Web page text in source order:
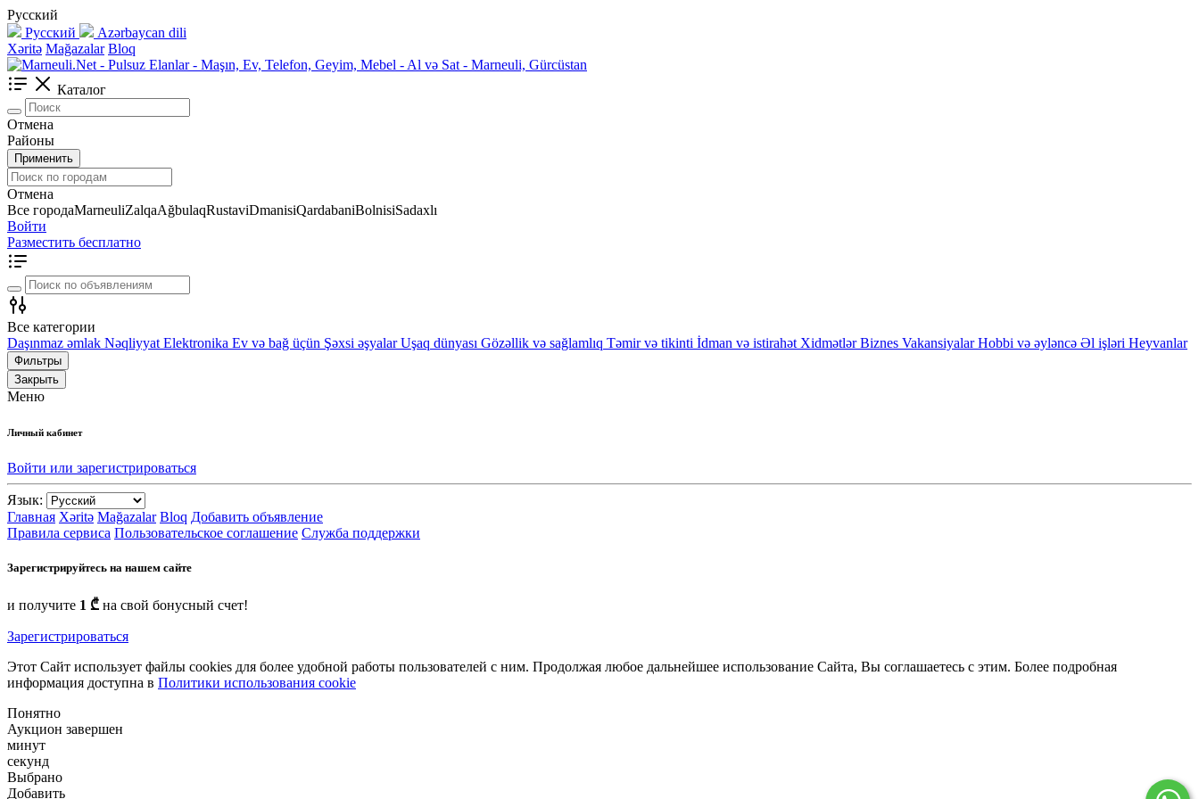
Русский
Русский
Azərbaycan dili
Xəritə Mağazalar Bloq
Каталог
Отмена
Районы
Применить
Отмена
Все городаMarneuliZalqaAğbulaqRustaviDmanisiQardabaniBolnisiSadaxlı
Войти
Разместить бесплатно
Все категории
Daşınmaz əmlak Nəqliyyat Elektronika Ev və bağ üçün Şəxsi əşyalar Uşaq dünyası Gözəllik və sağlamlıq Təmir və tikinti İdman və istirahət Xidmətlər Biznes Vakansiyalar Hobbi və əyləncə Əl işləri Heyvanlar
Фильтры
Закрыть
Меню
Личный кабинет
Войти или зарегистрироваться
Язык:
Главная Xəritə Mağazalar Bloq Добавить объявление
Правила сервиса Пользовательское соглашение Служба поддержки
Зарегистрируйтесь на нашем сайте
и получите 1 ₾ на свой бонусный счет!
Зарегистрироваться
Этот Сайт использует файлы cookies для более удобной работы пользователей с ним. Продолжая любое дальнейшее использование Сайта, Вы соглашаетесь с этим. Более подробная
информация доступна в Политики использования cookie
Понятно
Аукцион завершен
минут
секунд
Выбрано
Добавить